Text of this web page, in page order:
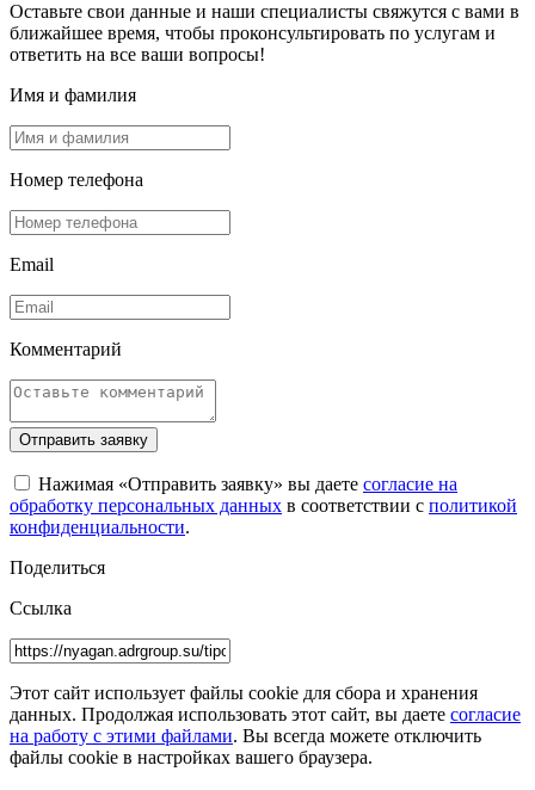
Оставьте свои данные и наши специалисты свяжутся с вами в
ближайшее время, чтобы проконсультировать по услугам и
ответить на все ваши вопросы!
Имя и фамилия
Номер телефона
Email
Комментарий
Отправить заявку
Нажимая «Отправить заявку» вы даете согласие на
обработку персональных данных в соответствии с политикой
конфиденциальности.
Поделиться
Ссылка
Этот сайт использует файлы cookie для сбора и хранения
данных. Продолжая использовать этот сайт, вы даете согласие
на работу с этими файлами. Вы всегда можете отключить
файлы cookie в настройках вашего браузера.